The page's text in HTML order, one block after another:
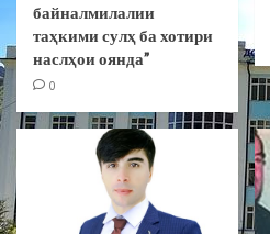
байналмилалии
таҳкими сулҳ ба хотири
наслҳои оянда”
0